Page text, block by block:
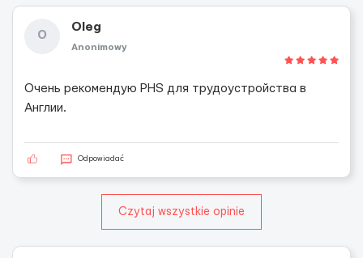
O
Oleg
Anonimowy
Очень рекомендую PHS для трудоустройства в
Англии.
Odpowiadać
Czytaj wszystkie opinie